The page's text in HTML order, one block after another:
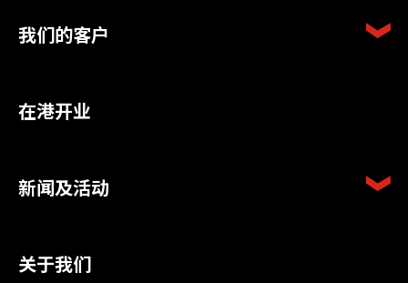
我们的客户
在港开业
新闻及活动
关于我们